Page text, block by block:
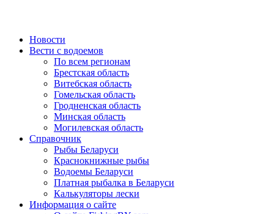
Новости
Вести с водоемов
По всем регионам
Брестская область
Витебская область
Гомельская область
Гродненская область
Минская область
Могилевская область
Справочник
Рыбы Беларуси
Краснокнижные рыбы
Водоемы Беларуси
Платная рыбалка в Беларуси
Калькуляторы лески
Информация о сайте